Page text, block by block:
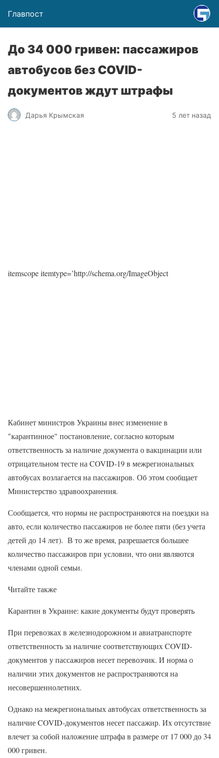
Главпост
До 34 000 гривен: пассажиров
автобусов без COVID-
документов ждут штрафы
Дарья Крымская 5 лет назад
itemscope itemtype=’http://schema.org/ImageObject
Кабинет министров Украины внес изменение в
"карантинное" постановление, согласно которым
ответственность за наличие документа о вакцинации или
отрицательном тесте на COVID-19 в межрегиональных
автобусах возлагается на пассажиров. Об этом сообщает
Министерство здравоохранения.
Сообщается, что нормы не распространяются на поездки на
авто, если количество пассажиров не более пяти (без учета
детей до 14 лет). В то же время, разрешается большее
количество пассажиров при условии, что они являются
членами одной семьи.
Читайте также
Карантин в Украине: какие документы будут проверять
При перевозках в железнодорожном и авиатранспорте
ответственность за наличие соответствующих COVID-
документов у пассажиров несет перевозчик. И норма о
наличии этих документов не распространяются на
несовершеннолетних.
Однако на межрегиональных автобусах ответственность за
наличие COVID-документов несет пассажир. Их отсутствие
влечет за собой наложение штрафа в размере от 17 000 до 34
000 гривен.